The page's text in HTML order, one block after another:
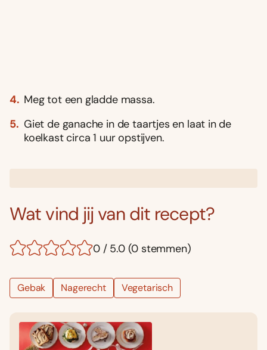
Meg tot een gladde massa.
Giet de ganache in de taartjes en laat in de
koelkast circa 1 uur opstijven.
Wat vind jij van dit recept?
0 / 5.0 (0 stemmen)
Gebak Nagerecht Vegetarisch